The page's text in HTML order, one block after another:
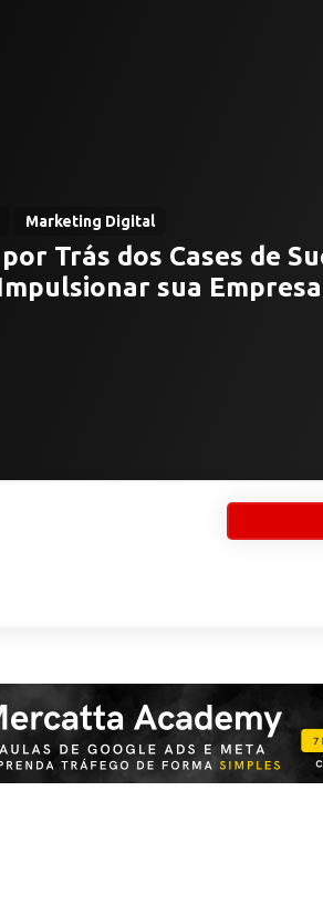
Marketing Digital
Trás dos Cases de
sua